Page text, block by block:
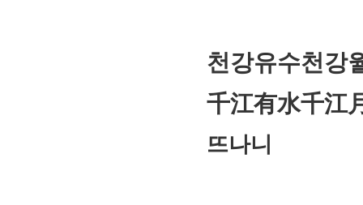
천강유수천강
千江有水
뜨나니